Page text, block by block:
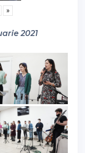
»
2021